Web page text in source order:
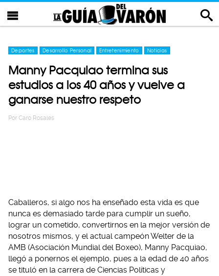
Deportes Desarrollo Personal Entretenimiento Noticias
Manny Pacquiao termina sus
estudios a los 40 años y vuelve a
ganarse nuestro respeto
Por Caro Rosales
Caballeros, si algo nos ha enseñado esta vida es que
nunca es demasiado tarde para cumplir un sueño,
lograr un cometido, convertirnos en la mejor versión de
nosotros mismos, y el actual campeón Welter de la
AMB (Asociación Mundial del Boxeo), Manny Pacquiao,
llegó a ponernos el ejemplo, pues a la edad de 40 años
se tituló en la carrera de Ciencias Políticas y